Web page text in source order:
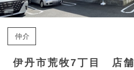
仲介
伊丹市荒牧7丁目 店舗